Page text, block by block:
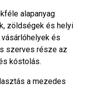
alapanyag
zöldségek és helyi
és
szerves része az
kóstolás.
a mezedes